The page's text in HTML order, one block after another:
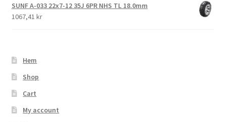
SUNF A-033 22x7-12 35J 6PR NHS TL 18.0mm
1067,41 kr
Hem
Shop
Cart
My account